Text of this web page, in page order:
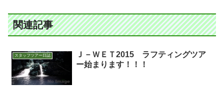
関連記事
スタッフツアー日誌
Ｊ－ＷＥＴ2015 ラフティングツア
ー始まります！！！